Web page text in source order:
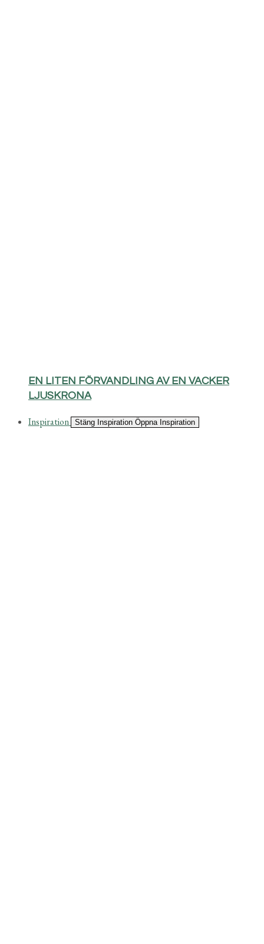
EN LITEN FÖRVANDLING AV EN VACKER
LJUSKRONA
Inspiration Stäng Inspiration Öppna Inspiration